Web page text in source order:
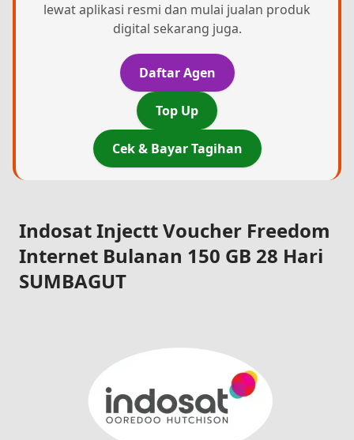
lewat aplikasi resmi dan mulai jualan produk
digital sekarang juga.
Daftar Agen
Top Up
Cek & Bayar Tagihan
Indosat Injectt Voucher Freedom
Internet Bulanan 150 GB 28 Hari
SUMBAGUT